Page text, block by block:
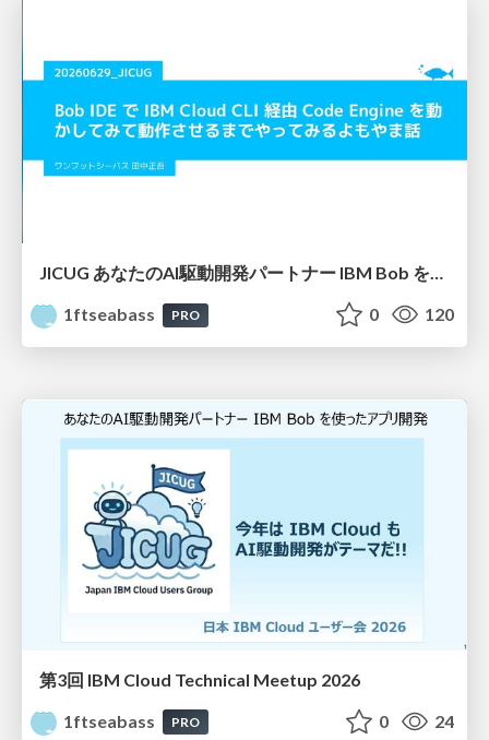
JICUG あなたのAI駆動開発パートナー IBM Bob を使ったアプリ開発 vol.2
1ftseabass
PRO 0 120
第3回 IBM Cloud Technical Meetup 2026
1ftseabass
PRO 0 24